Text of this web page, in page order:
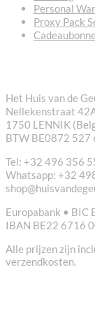
Personal
Proxy Pack
Het Huis van de
Nellekenstraat
1750 LENNIK
BTW BE0872 527
Tel: +32 496 356
Whatsapp: +32
Europabank • BIC
IBAN BE22 6716
Alle prijzen zijn
verzendkosten.